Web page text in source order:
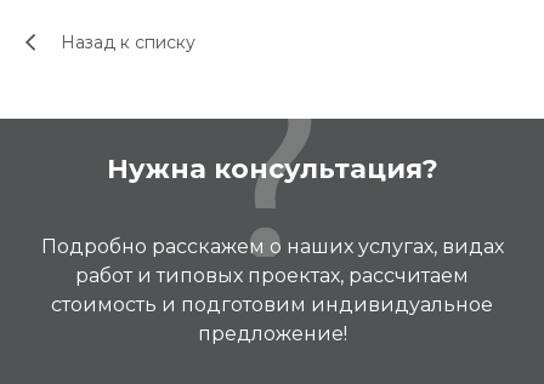
Назад к списку
Нужна консультация?
Подробно расскажем о наших услугах, видах
работ и типовых проектах, рассчитаем
стоимость и подготовим индивидуальное
предложение!